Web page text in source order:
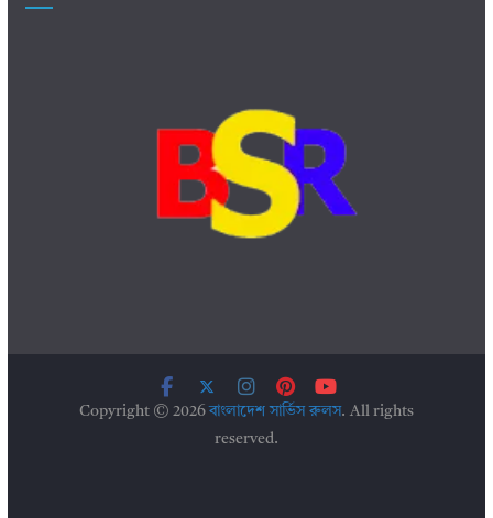
Copyright © 2026বাংলাদেশ সার্ভিস রুলস. All rights
reserved.